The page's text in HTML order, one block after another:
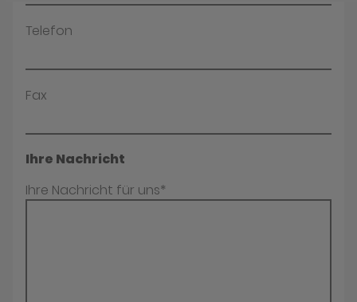
Telefon
Fax
Ihre Nachricht
Ihre Nachricht für uns*